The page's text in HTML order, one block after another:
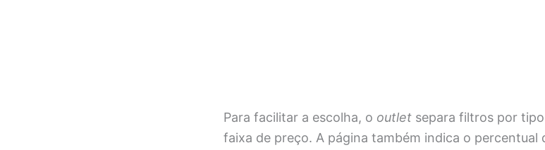
Para facilitar a escolha, o outlet separa filtros por
faixa de preço. A página também indica o percentual